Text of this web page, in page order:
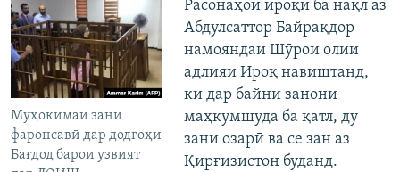
Муҳокимаи зани
фаронсавӣ дар додгоҳи
Бағдод барои узвият
Расонаҳои ироқӣ ба нақл аз
Абдулсаттор Байрақдор
намояндаи Шӯрои олии
адлияи Ироқ навиштанд,
ки дар байни занони
маҳкумшуда ба қатл, ду
зани озарӣ ва се зан аз
Қирғизистон буданд.